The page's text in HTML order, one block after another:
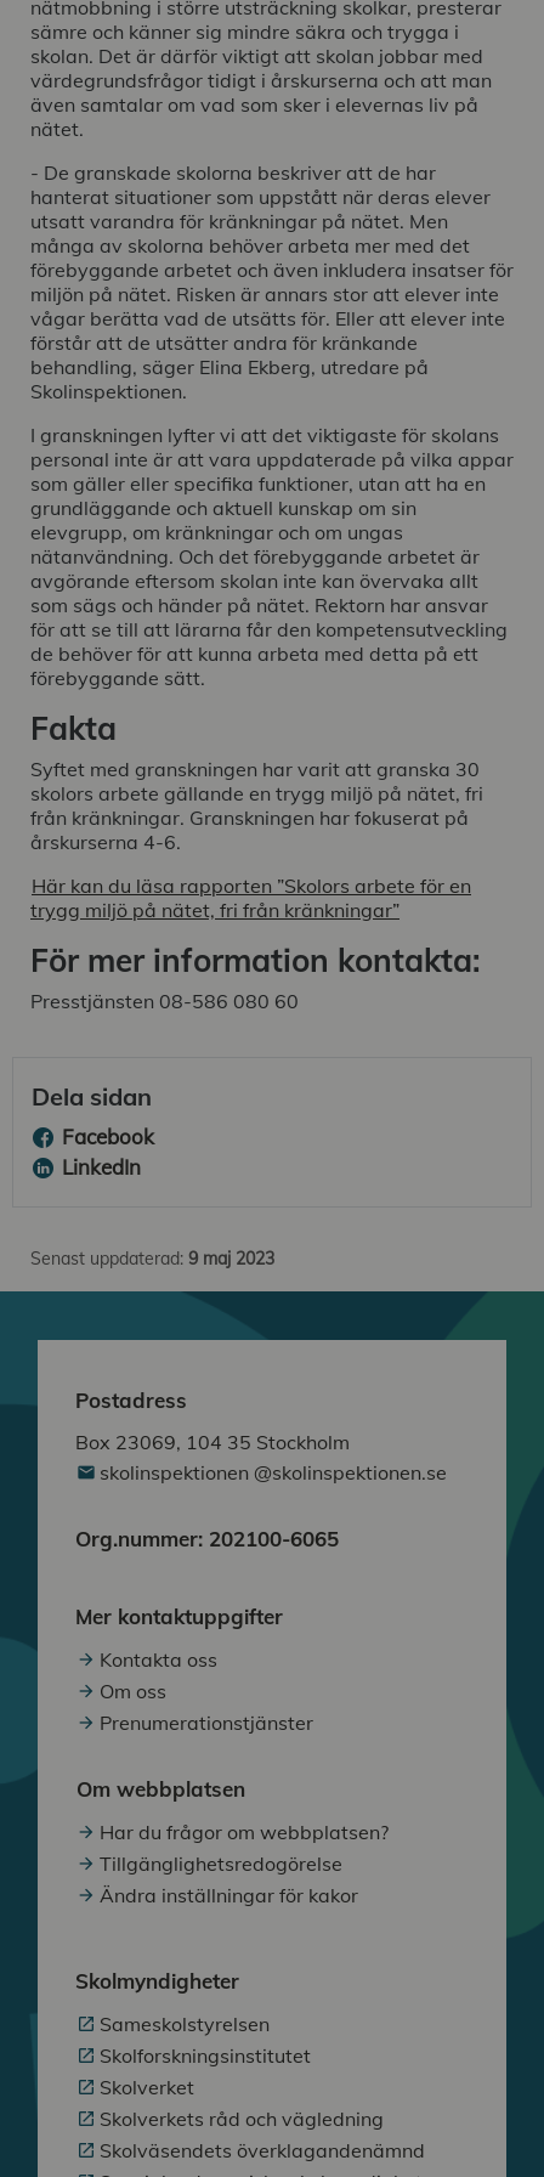
nätmobbning i större utsträckning skolkar, presterar
sämre och känner sig mindre säkra och trygga i
skolan. Det är därför viktigt att skolan jobbar med
värdegrundsfrågor tidigt i årskurserna och att man
även samtalar om vad som sker i elevernas liv på
nätet.
- De granskade skolorna beskriver att de har
hanterat situationer som uppstått när deras elever
utsatt varandra för kränkningar på nätet. Men
många av skolorna behöver arbeta mer med det
förebyggande arbetet och även inkludera insatser för
miljön på nätet. Risken är annars stor att elever inte
vågar berätta vad de utsätts för. Eller att elever inte
förstår att de utsätter andra för kränkande
behandling, säger Elina Ekberg, utredare på
Skolinspektionen.
I granskningen lyfter vi att det viktigaste för skolans
personal inte är att vara uppdaterade på vilka appar
som gäller eller specifika funktioner, utan att ha en
grundläggande och aktuell kunskap om sin
elevgrupp, om kränkningar och om ungas
nätanvändning. Och det förebyggande arbetet är
avgörande eftersom skolan inte kan övervaka allt
som sägs och händer på nätet. Rektorn har ansvar
för att se till att lärarna får den kompetensutveckling
de behöver för att kunna arbeta med detta på ett
förebyggande sätt.
Fakta
Syftet med granskningen har varit att granska 30
skolors arbete gällande en trygg miljö på nätet, fri
från kränkningar. Granskningen har fokuserat på
årskurserna 4-6.
Här kan du läsa rapporten ”Skolors arbete för en
trygg miljö på nätet, fri från kränkningar”
För mer information kontakta:
Presstjänsten 08-586 080 60
Dela sidan
Facebook
LinkedIn
Senast uppdaterad: 9 maj 2023
Postadress
Box 23069, 104 35 Stockholm
skolinspektionen @skolinspektionen.se
Org.nummer: 202100-6065
Mer kontaktuppgifter
Kontakta oss
Om oss
Prenumerationstjänster
Om webbplatsen
Har du frågor om webbplatsen?
Tillgänglighetsredogörelse
Ändra inställningar för kakor
Skolmyndigheter
Sameskolstyrelsen
Skolforskningsinstitutet
Skolverket
Skolverkets råd och vägledning
Skolväsendets överklagandenämnd